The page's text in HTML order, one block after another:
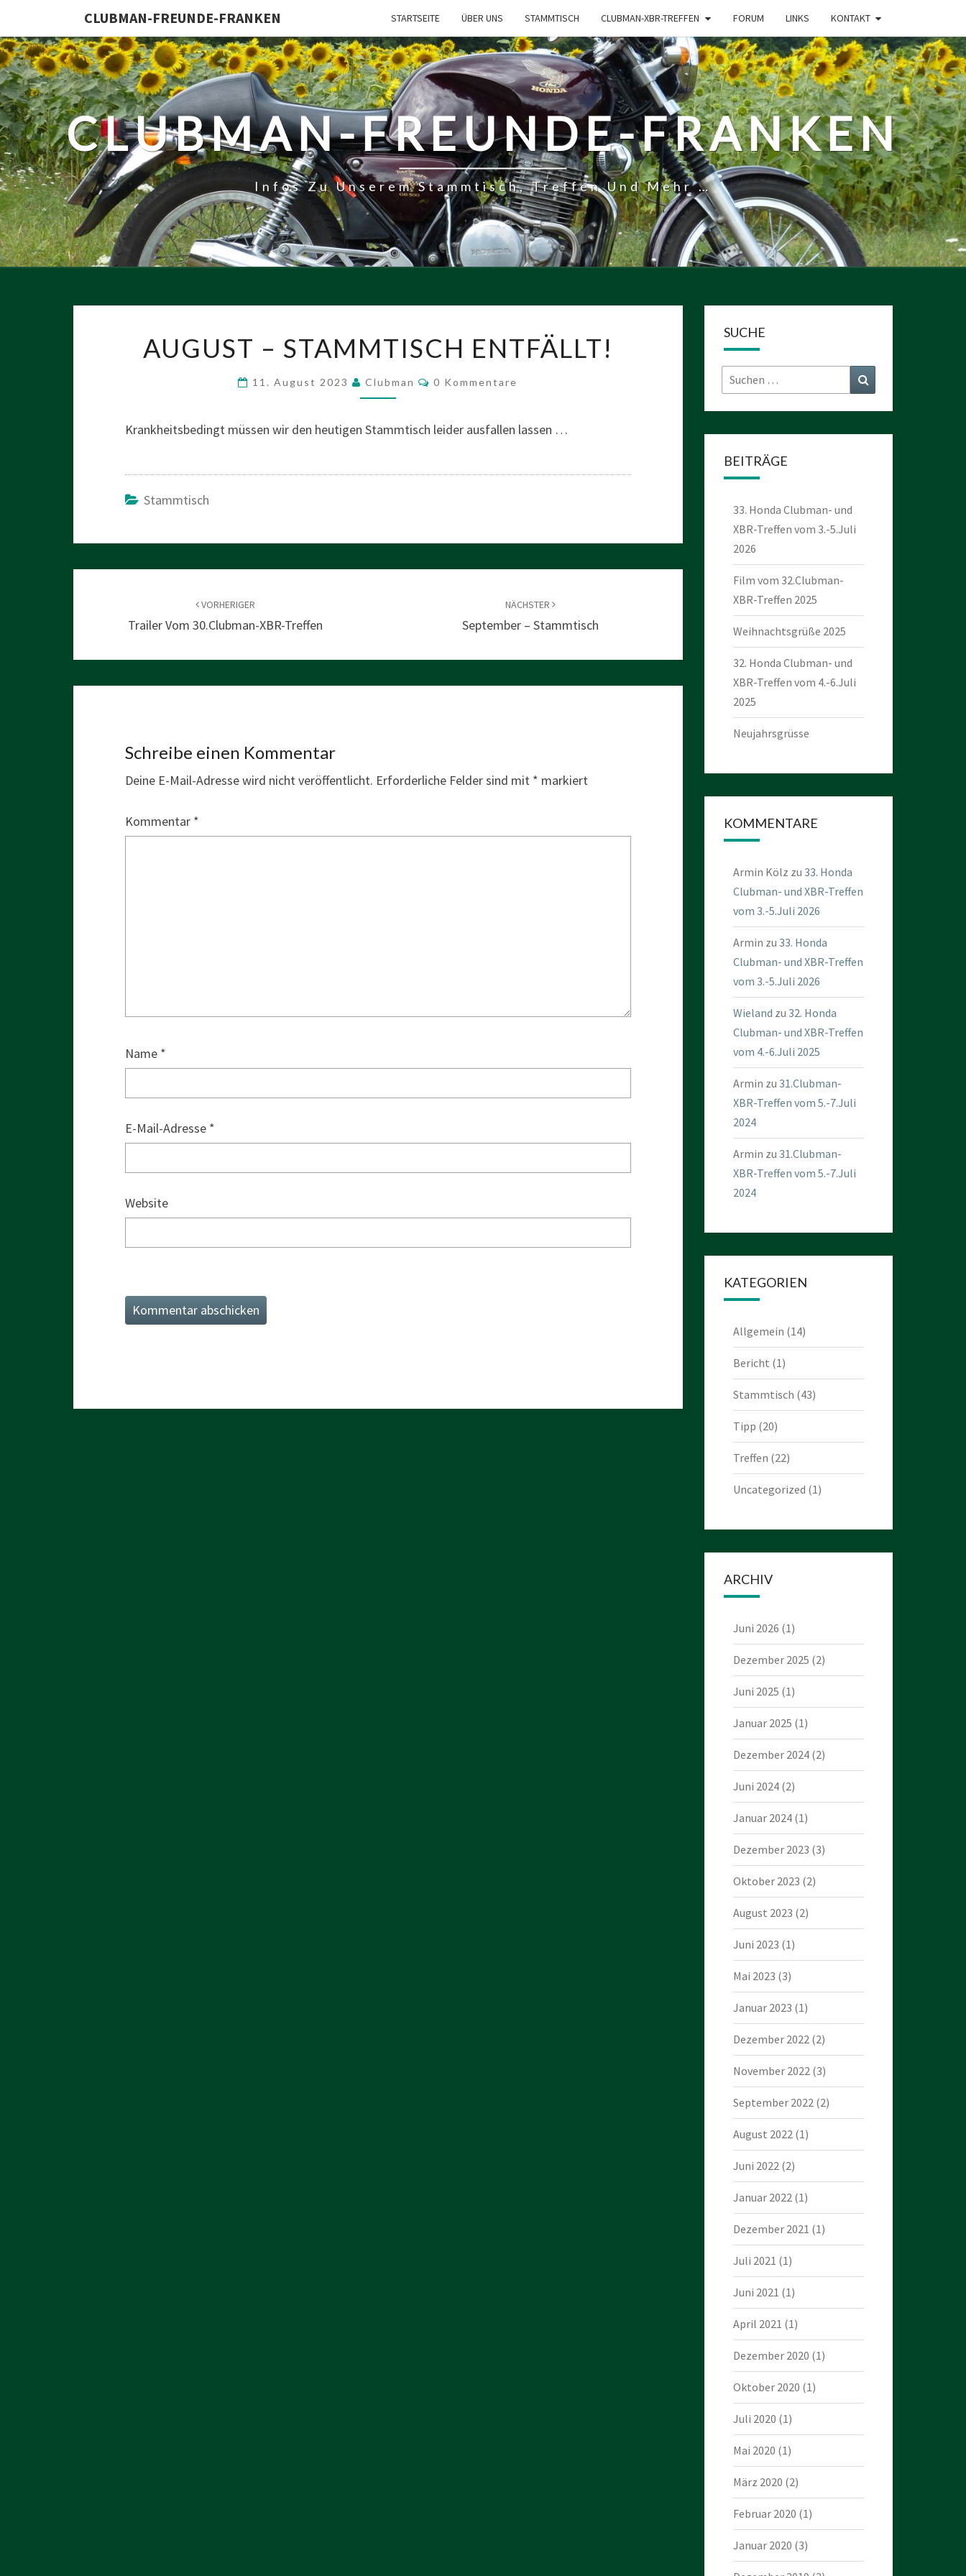
CLUBMAN-FREUNDE-FRANKEN STARTSEITE ÜBER UNS STAMMTISCH CLUBMAN-XBR-TREFFEN FORUM LINKS KONTAKT
CLUBMAN-FREUNDE-FRANKEN
Infos Zu Unserem Stammtisch, Treffen Und Mehr …
AUGUST – STAMMTISCH ENTFÄLLT!
11. August 2023 Clubman Kommentare
0 Kommentare
Krankheitsbedingt müssen wir den heutigen Stammtisch leider ausfallen lassen …
Stammtisch
VORHERIGER
Trailer Vom 30.Clubman-XBR-Treffen
NÄCHSTER
September – Stammtisch
Schreibe einen Kommentar
Deine E-Mail-Adresse wird nicht veröffentlicht. Erforderliche Felder sind mit * markiert
Kommentar *
Name *
E-Mail-Adresse *
Website
SUCHE
Suchen
nach:
BEITRÄGE
33. Honda Clubman- und
XBR-Treffen vom 3.-5.Juli
2026
Film vom 32.Clubman-
XBR-Treffen 2025
Weihnachtsgrüße 2025
32. Honda Clubman- und
XBR-Treffen vom 4.-6.Juli
2025
Neujahrsgrüsse
KOMMENTARE
Armin Kölz zu 33. Honda
Clubman- und XBR-Treffen
vom 3.-5.Juli 2026
Armin zu 33. Honda
Clubman- und XBR-Treffen
vom 3.-5.Juli 2026
Wieland zu 32. Honda
Clubman- und XBR-Treffen
vom 4.-6.Juli 2025
Armin zu 31.Clubman-
XBR-Treffen vom 5.-7.Juli
2024
Armin zu 31.Clubman-
XBR-Treffen vom 5.-7.Juli
2024
KATEGORIEN
Allgemein (14)
Bericht (1)
Stammtisch (43)
Tipp (20)
Treffen (22)
Uncategorized (1)
ARCHIV
Juni 2026 (1)
Dezember 2025 (2)
Juni 2025 (1)
Januar 2025 (1)
Dezember 2024(2)
Juni 2024(2)
Januar 2024(1)
Dezember 2023 (3)
Oktober 2023 (2)
August 2023 (2)
Juni 2023 (1)
Mai 2023 (3)
Januar 2023 (1)
Dezember 2022(2)
November 2022(3)
September 2022(2)
August 2022(1)
Juni 2022(2)
Januar 2022(1)
Dezember 2021 (1)
Juli 2021 (1)
Juni 2021 (1)
April 2021 (1)
Dezember 2020 (1)
Oktober 2020 (1)
Juli 2020 (1)
Mai 2020 (1)
März 2020 (2)
Februar 2020 (1)
Januar 2020 (3)